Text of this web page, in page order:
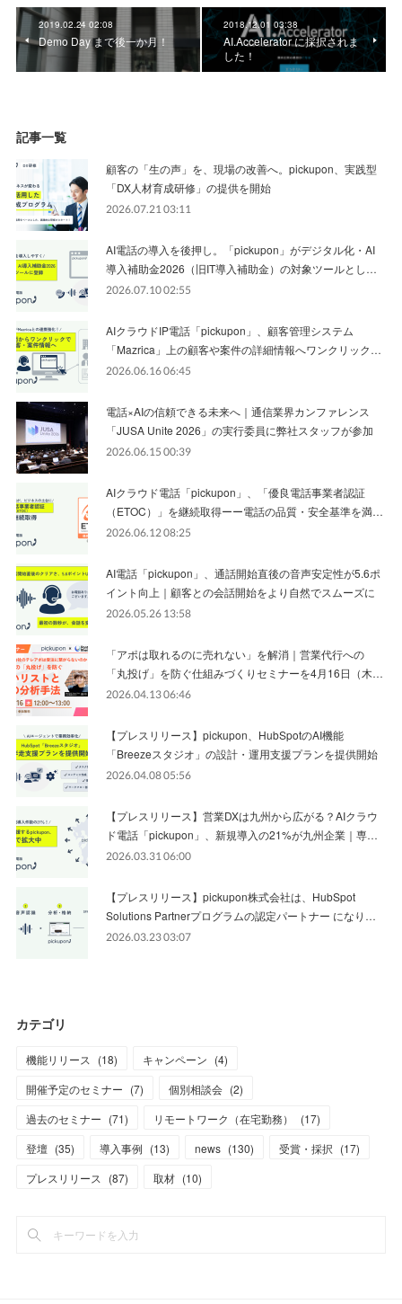
2019.02.24 02:08
Demo Day まで後一か月！
2018.12.01 03:38
AI.Accelerator に採択されま
した！
記事一覧
顧客の「生の声」を、現場の改善へ。pickupon、実践型
「DX人材育成研修」の提供を開始
2026.07.21 03:11
AI電話の導入を後押し。「pickupon」がデジタル化・AI
導入補助金2026（旧IT導入補助金）の対象ツールとし…
2026.07.10 02:55
AIクラウドIP電話「pickupon」、顧客管理システム
「Mazrica」上の顧客や案件の詳細情報へワンクリック…
2026.06.16 06:45
電話×AIの信頼できる未来へ｜通信業界カンファレンス
「JUSA Unite 2026」の実行委員に弊社スタッフが参加
2026.06.15 00:39
AIクラウド電話「pickupon」、「優良電話事業者認証
（ETOC）」を継続取得ーー電話の品質・安全基準を満…
2026.06.12 08:25
AI電話「pickupon」、通話開始直後の音声安定性が5.6ポ
イント向上｜顧客との会話開始をより自然でスムーズに
2026.05.26 13:58
「アポは取れるのに売れない」を解消｜営業代行への
「丸投げ」を防ぐ仕組みづくりセミナーを4月16日（木…
2026.04.13 06:46
【プレスリリース】pickupon、HubSpotのAI機能
「Breezeスタジオ」の設計・運用支援プランを提供開始
2026.04.08 05:56
【プレスリリース】営業DXは九州から広がる？AIクラウ
ド電話「pickupon」、新規導入の21%が九州企業｜専…
2026.03.31 06:00
【プレスリリース】pickupon株式会社は、HubSpot
Solutions Partnerプログラムの認定パートナー になり…
2026.03.23 03:07
カテゴリ
機能リリース (18) キャンペーン (4)
開催予定のセミナー (7) 個別相談会 (2)
過去のセミナー (71) リモートワーク（在宅勤務） (17)
登壇 (35) 導入事例 (13) news (130) 受賞・採択 (17)
プレスリリース
(87) 取材 (10)